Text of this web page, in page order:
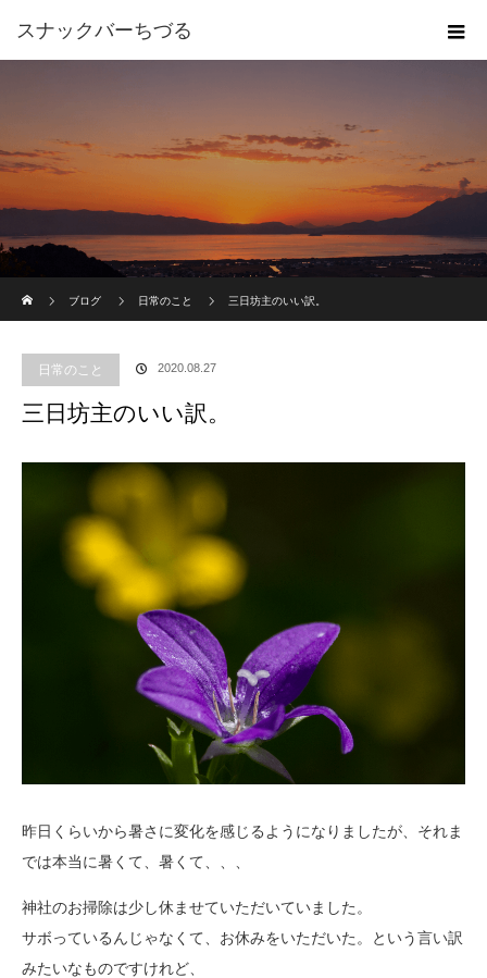
スナックバーちづる
ブログ
日常のこと 三日坊主のいい訳。
日常のこと 2020.08.27
三日坊主のいい訳。
昨日くらいから暑さに変化を感じるようになりましたが、それま
では本当に暑くて、暑くて、、、
神社のお掃除は少し休ませていただいていました。
サボっているんじゃなくて、お休みをいただいた。という言い訳
みたいなものですけれど、